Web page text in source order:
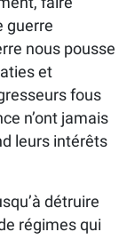
guerre
nous pousse
et
fous
n’ont jamais
leurs intérêts
détruire
régimes qui